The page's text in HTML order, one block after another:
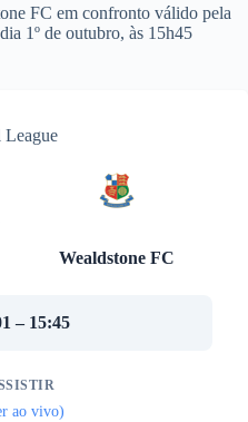
FC em confronto válido pela
1º de outubro, às 15h45
League
Wealdstone FC
– 15:45
ao vivo)